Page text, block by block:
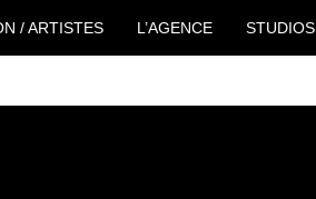
/ ARTISTES L’AGENCE STUDIOS